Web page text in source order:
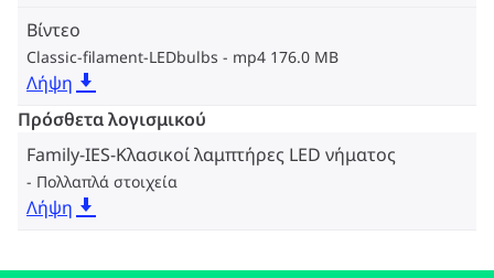
Βίντεο
Classic-filament-LEDbulbs mp4 176.0 MB
Λήψη
Πρόσθετα λογισμικού
Family-IES-Κλασικοί λαμπτήρες LED νήματος
Πολλαπλά στοιχεία
Λήψη